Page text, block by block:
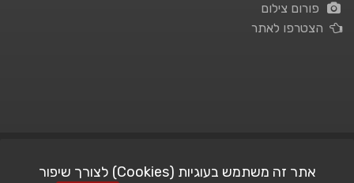
פורום צילום
הצטרפו לאתר
אתר זה משתמש בעוגיות (Cookies) לצורך שיפור